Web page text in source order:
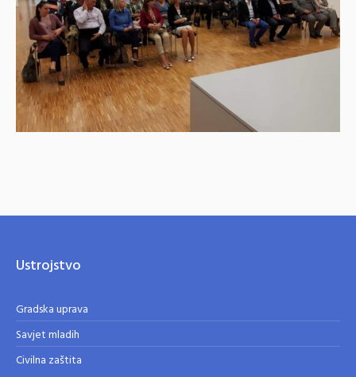
Ustrojstvo
Gradska uprava
Savjet mladih
Civilna zaštita